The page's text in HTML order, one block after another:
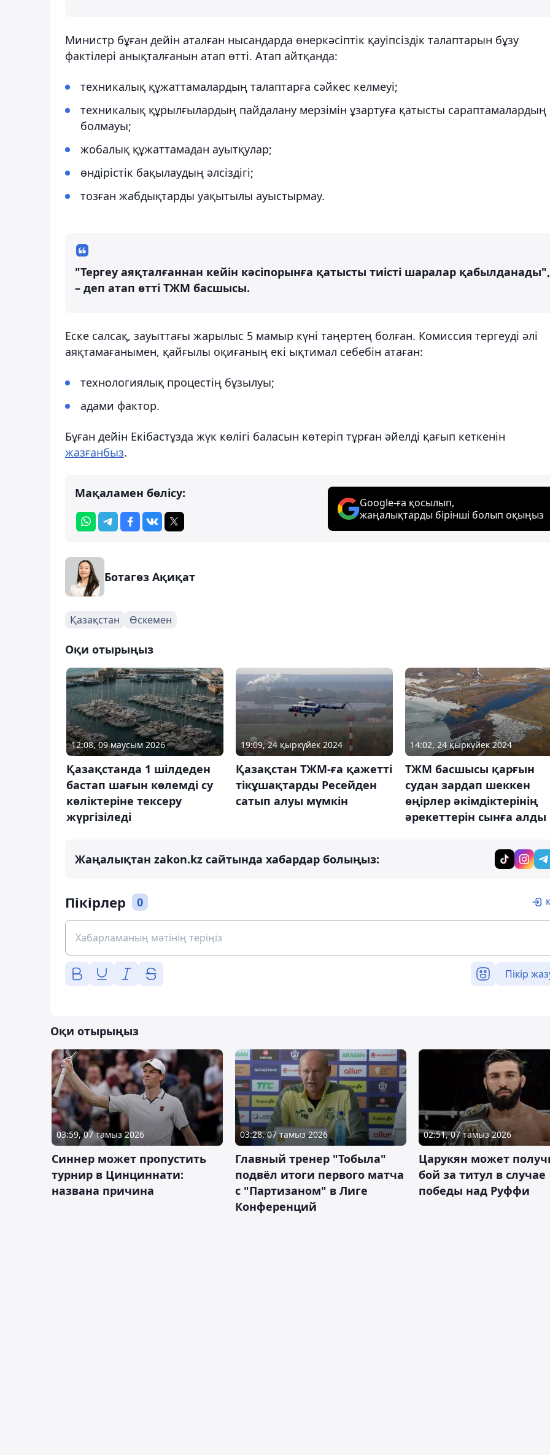
Министр бұған дейін аталған нысандарда өнеркәсіптік қауіпсіздік талаптарын бұзу
фактілері анықталғанын атап өтті. Атап айтқанда:
техникалық құжаттамалардың талаптарға сәйкес келмеуі;
техникалық құрылғылардың пайдалану мерзімін ұзартуға қатысты сараптамалардың
болмауы;
жобалық құжаттамадан ауытқулар;
өндірістік бақылаудың әлсіздігі;
тозған жабдықтарды уақытылы ауыстырмау.
"Тергеу аяқталғаннан кейін кәсіпорынға қатысты тиісті шаралар қабылданады",
– деп атап өтті ТЖМ басшысы.
Еске салсақ, зауыттағы жарылыс 5 мамыр күні таңертең болған. Комиссия тергеуді әлі
аяқтамағанымен, қайғылы оқиғаның екі ықтимал себебін атаған:
технологиялық процестің бұзылуы;
адами фактор.
Бұған дейін Екібастұзда жүк көлігі баласын көтеріп тұрған әйелді қағып кеткенін
жазғанбыз.
Мақаламен бөлісу:
Google-ға қосылып,
жаңалықтарды бірінші болып оқыңыз
Ботагөз Ақиқат
Қазақстан Өскемен
Оқи отырыңыз
12:08, 09 маусым 2026
Қазақстанда 1 шілдеден
бастап шағын көлемді су
көліктеріне тексеру
жүргізіледі
19:09, 24 қыркүйек 2024
Қазақстан ТЖМ-ға қажетті
тікұшақтарды Ресейден
сатып алуы мүмкін
14:02, 24 қыркүйек 2024
ТЖМ басшысы қарғын
судан зардап шеккен
өңірлер әкімдіктерінің
әрекеттерін сынға алды
Жаңалықтан zakon.kz сайтында хабардар болыңыз:
Пікірлер 0
Пікір
Оқи отырыңыз
03:59, 07 тамыз 2026
Синнер может пропустить
турнир в Цинциннати:
названа причина
03:28, 07 тамыз 2026
Главный тренер "Тобыла"
подвёл итоги первого матча
с "Партизаном" в Лиге
Конференций
02:51, 07 тамыз 2026
Царукян может
бой за титул в случае
победы над Руффи